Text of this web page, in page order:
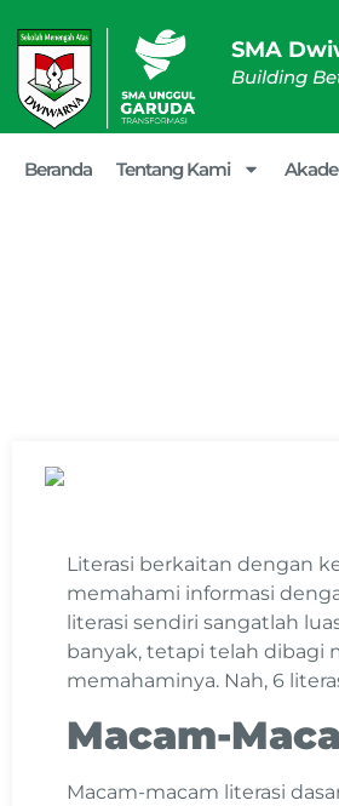
SMA
Building
Beranda Tentang Kami
Literasi berkaitan dengan
memahami informasi
literasi sendiri sangatlah
banyak, tetapi telah dibagi
memahaminya. Nah, 6
Macam-
Macam-macam literasi